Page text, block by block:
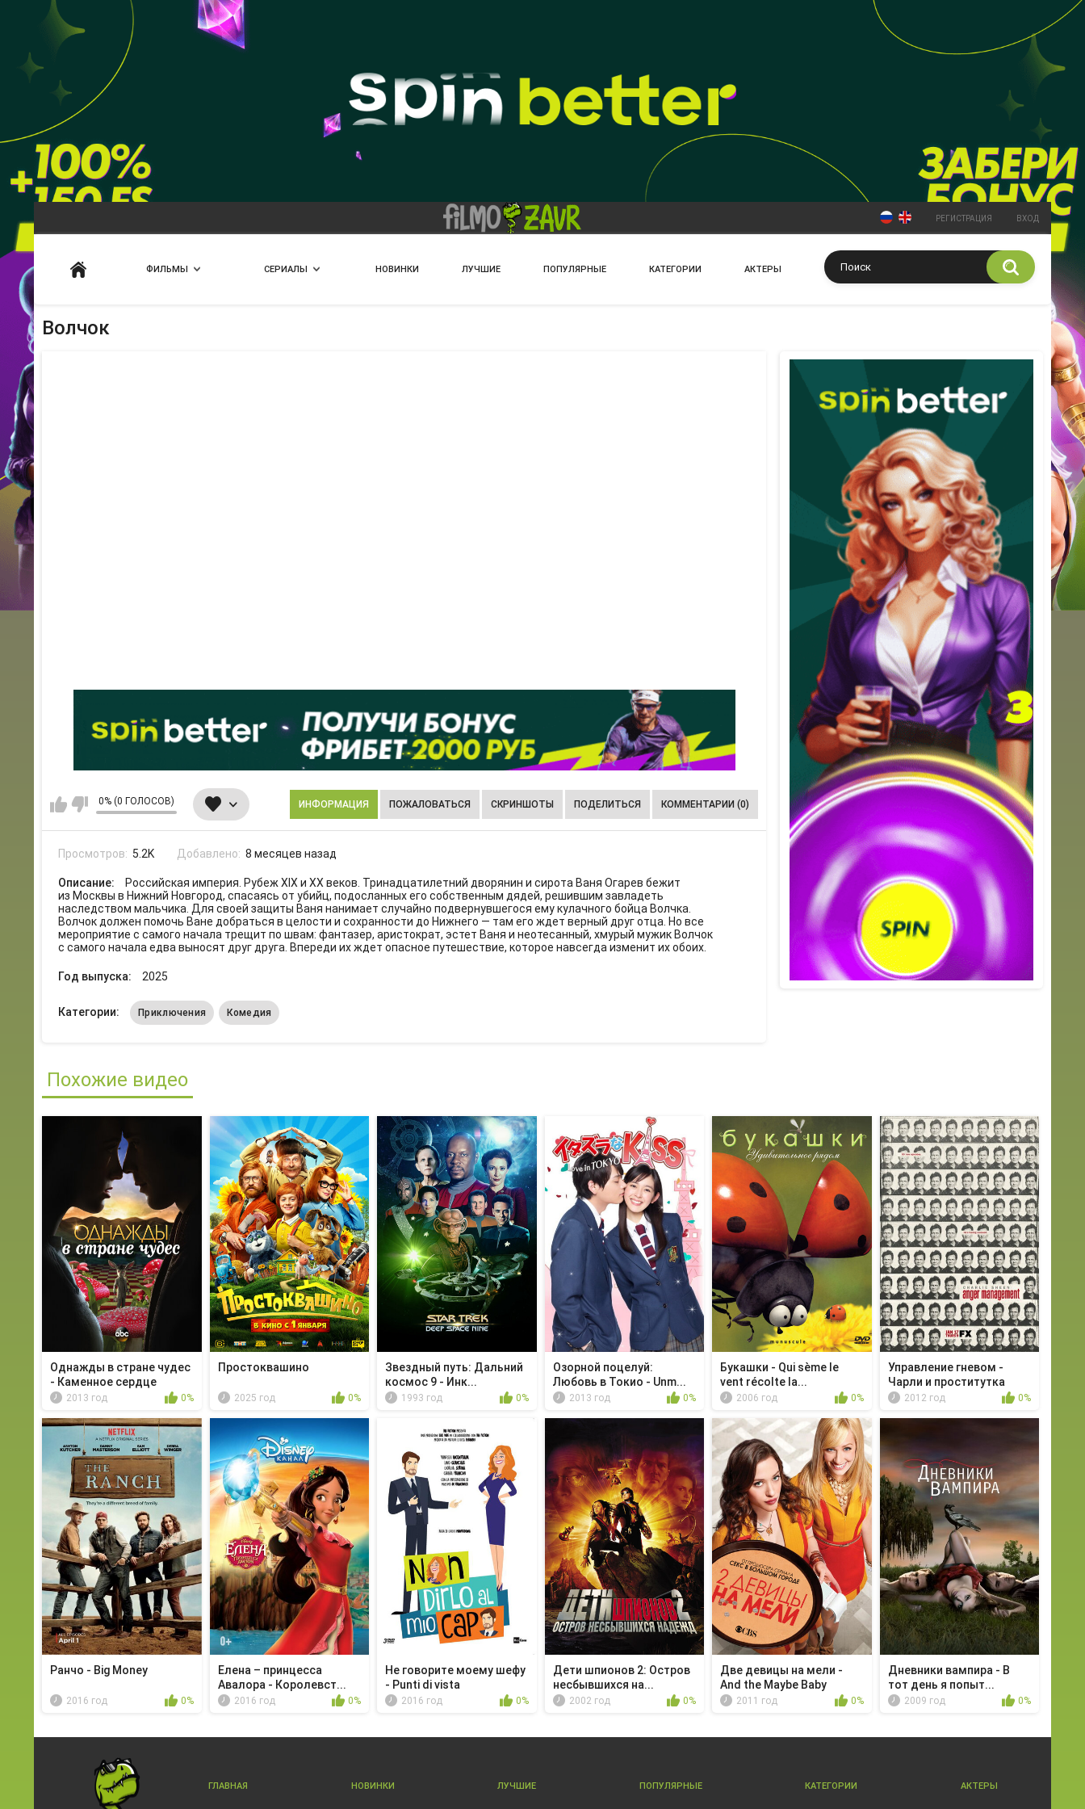
РЕГИСТРАЦИЯ ВХОД
ФИЛЬМЫ СЕРИАЛЫ НОВИНКИ ЛУЧШИЕ ПОПУЛЯРНЫЕ КАТЕГОРИИ АКТЕРЫ
Волчок
0% (0 ГОЛОСОВ) ИНФОРМАЦИЯ ПОЖАЛОВАТЬСЯ СКРИНШОТЫ ПОДЕЛИТЬСЯ КОММЕНТАРИИ (0)
Просмотров: 5.2K Добавлено: 8 месяцев назад
Описание:
Российская империя. Рубеж XIX и XX веков. Тринадцатилетний дворянин и сирота Ваня Огарев бежит
из Москвы в Нижний Новгород, спасаясь от убийц, подосланных его собственным дядей, решившим завладеть
наследством мальчика. Для своей защиты Ваня нанимает случайно подвернувшегося ему кулачного бойца Волчка.
Волчок должен помочь Ване добраться в целости и сохранности до Нижнего — там его ждет верный друг отца. Но все
мероприятие с самого начала трещит по швам: фантазер, аристократ, эстет Ваня и неотесанный, хмурый мужик Волчок
с самого начала едва выносят друг друга. Впереди их ждет опасное путешествие, которое навсегда изменит их обоих.
Год выпуска: 2025
Категории: Приключения Комедия
Похожие видео
Однажды в стране чудес
- Каменное сердце
2013 год 0%
Простоквашино
2025 год 0%
Звездный путь: Дальний
космос 9 - Инк...
1993 год 0%
Озорной поцелуй:
Любовь в Токио - Unm...
2013 год 0%
Букашки - Qui sème le
vent récolte la...
2006 год 0%
Управление гневом -
Чарли и проститутка
2012 год 0%
Ранчо - Big Money
2016 год 0%
Елена – принцесса
Авалора - Королевст...
2016 год 0%
Не говорите моему шефу
- Punti di vista
2016 год 0%
Дети шпионов 2: Остров
несбывшихся на...
2002 год 0%
Две девицы на мели -
And the Maybe Baby
2011 год 0%
Дневники вампира - В
тот день я попыт...
2009 год 0%
ГЛАВНАЯ НОВИНКИ ЛУЧШИЕ ПОПУЛЯРНЫЕ КАТЕГОРИИ АКТЕРЫ